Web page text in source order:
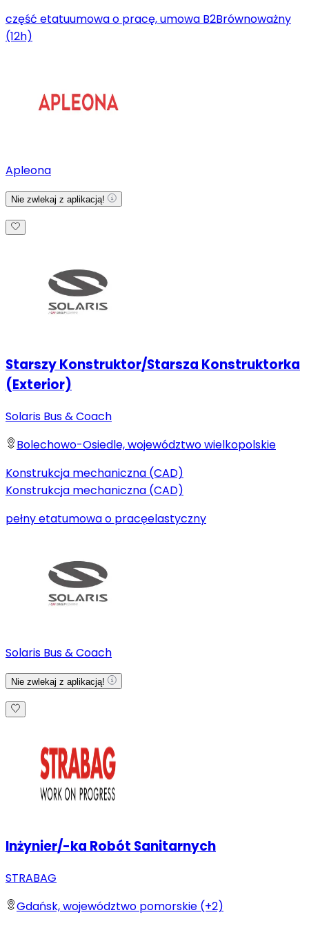
część etatuumowa o pracę, umowa B2Brównoważny
(12h)
Apleona
Nie zwlekaj z aplikacją!
Starszy Konstruktor/Starsza Konstruktorka
(Exterior)
Solaris Bus & Coach
Bolechowo-Osiedle, województwo wielkopolskie
Konstrukcja mechaniczna (CAD)
Konstrukcja mechaniczna (CAD)
pełny etatumowa o pracęelastyczny
Solaris Bus & Coach
Nie zwlekaj z aplikacją!
Inżynier/-ka Robót Sanitarnych
STRABAG
Gdańsk, województwo pomorskie (+2)